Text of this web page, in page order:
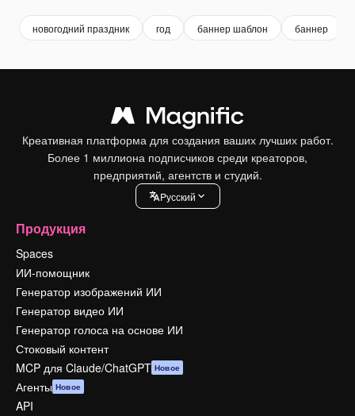
новогодний праздник год баннер шаблон баннер
Креативная платформа для создания ваших лучших работ.
Более 1 миллиона подписчиков среди креаторов,
предприятий, агентств и студий.
Pусский
Продукция
Spaces
ИИ-помощник
Генератор изображений ИИ
Генератор видео ИИ
Генератор голоса на основе ИИ
Стоковый контент
MCP для Claude/ChatGPT Новое
Агенты Новое
API